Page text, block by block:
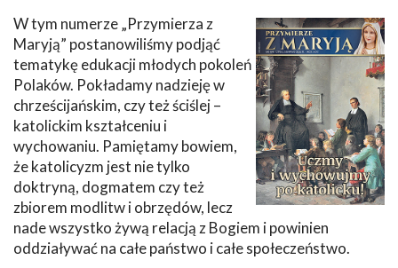
W tym numerze „Przymierza z
Maryją” postanowiliśmy podjąć
tematykę edukacji młodych pokoleń
Polaków. Pokładamy nadzieję w
chrześcijańskim, czy też ściślej –
katolickim kształceniu i
wychowaniu. Pamiętamy bowiem,
że katolicyzm jest nie tylko
doktryną, dogmatem czy też
zbiorem modlitw i obrzędów, lecz
nade wszystko żywą relacją z Bogiem i powinien
oddziaływać na całe państwo i całe społeczeństwo.